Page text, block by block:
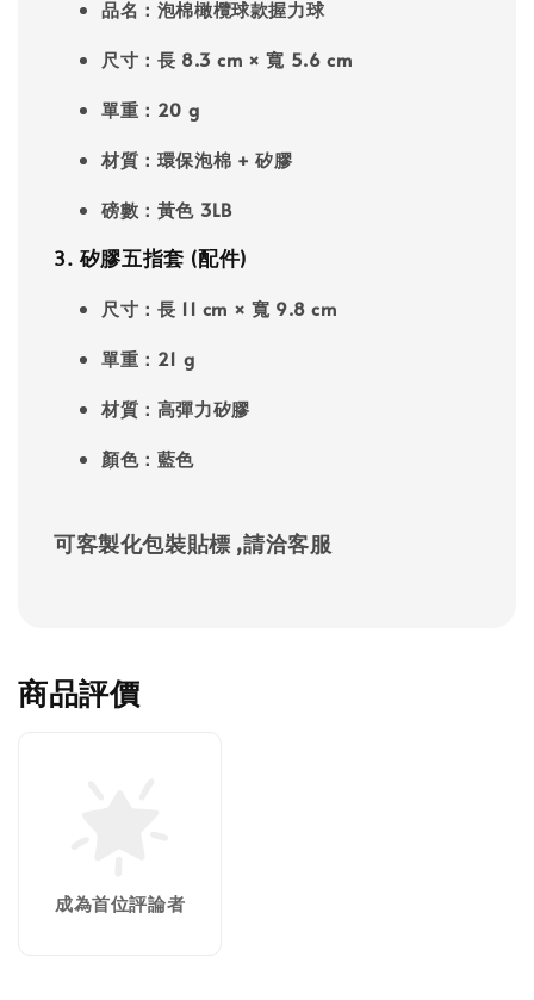
品名 ：泡棉橄欖球款握力球
尺寸 ：長 8.3 cm × 寬 5.6 cm
單重 ：20 g
材質 ：環保泡棉 + 矽膠
磅數 ：黃色 3LB
3. 矽膠五指套 (配件)
尺寸 ：長 11 cm × 寬 9.8 cm
單重 ：21 g
材質 ：高彈力矽膠
顏色：藍色
可客製化包裝貼標 ,請洽客服
商品評價
成為首位評論者